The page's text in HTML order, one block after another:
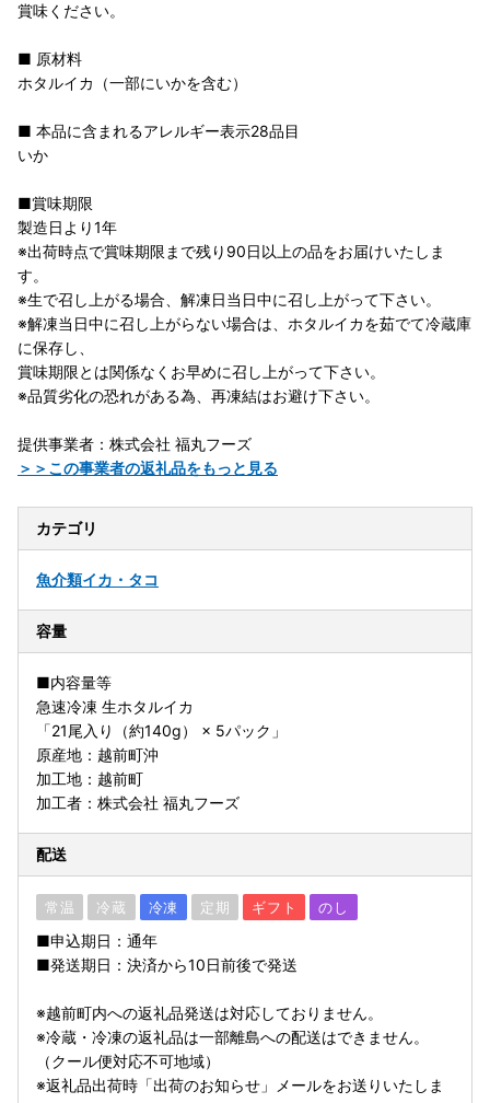
賞味ください。
■ 原材料
ホタルイカ（一部にいかを含む）
■ 本品に含まれるアレルギー表示28品目
いか
■賞味期限
製造日より1年
※出荷時点で賞味期限まで残り90日以上の品をお届けいたしま
す。
※生で召し上がる場合、解凍日当日中に召し上がって下さい。
※解凍当日中に召し上がらない場合は、ホタルイカを茹でて冷蔵庫
に保存し、
賞味期限とは関係なくお早めに召し上がって下さい。
※品質劣化の恐れがある為、再凍結はお避け下さい。
提供事業者：株式会社 福丸フーズ
＞＞この事業者の返礼品をもっと見る
カテゴリ
魚介類イカ・タコ
容量
■内容量等
急速冷凍 生ホタルイカ
「21尾入り（約140g） × 5パック」
原産地：越前町沖
加工地：越前町
加工者：株式会社 福丸フーズ
配送
常温 冷蔵 冷凍 定期 ギフト のし
■申込期日：通年
■発送期日：決済から10日前後で発送
※越前町内への返礼品発送は対応しておりません。
※冷蔵・冷凍の返礼品は一部離島への配送はできません。
（クール便対応不可地域）
※返礼品出荷時「出荷のお知らせ」メールをお送りいたしま